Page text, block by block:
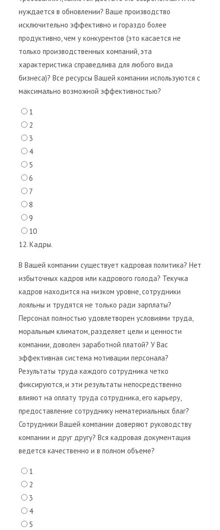
нуждается в обновлении? Ваше производство
исключительно эффективно и гораздо более
продуктивно, чем у конкурентов (это касается не
только производственных компаний, эта
характеристика справедлива для любого вида
бизнеса)? Все ресурсы Вашей компании используются с
максимально возможной эффективностью?
1
2
3
4
5
6
7
8
9
10
12. Кадры.
В Вашей компании существует кадровая политика? Нет
избыточных кадров или кадрового голода? Текучка
кадров находится на низком уровне, сотрудники
лояльны и трудятся не только ради зарплаты?
Персонал полностью удовлетворен условиями труда,
моральным климатом, разделяет цели и ценности
компании, доволен заработной платой? У Вас
эффективная система мотивации персонала?
Результаты труда каждого сотрудника четко
фиксируются, и эти результаты непосредственно
влияют на оплату труда сотрудника, его карьеру,
предоставление сотруднику нематериальных благ?
Сотрудники Вашей компании доверяют руководству
компании и друг другу? Вся кадровая документация
ведется качественно и в полном объеме?
1
2
3
4
5